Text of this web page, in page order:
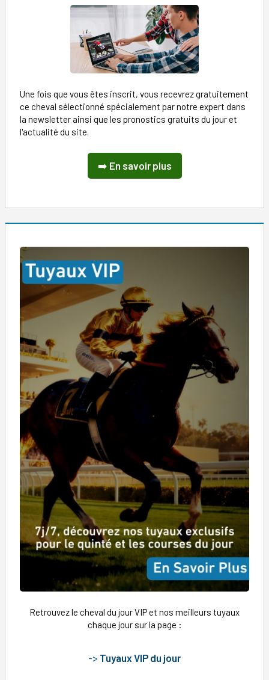
Une fois que vous êtes inscrit, vous recevrez gratuitement
ce cheval sélectionné spécialement par notre expert dans
la newsletter ainsi que les pronostics gratuits du jour et
l'actualité du site.
➡️ En savoir plus
Retrouvez le cheval du jour VIP et nos meilleurs tuyaux
chaque jour sur la page :
-> Tuyaux VIP du jour